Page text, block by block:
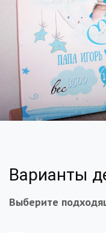
Варианты
Выберите